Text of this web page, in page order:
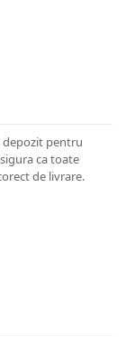
depozit pentru
ca toate
de livrare.